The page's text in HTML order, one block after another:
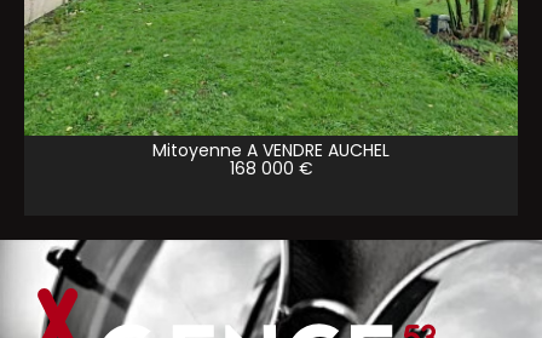
Mitoyenne A VENDRE AUCHEL
168 000 €